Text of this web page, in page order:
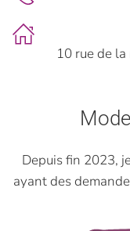
10 rue de
Depuis fin 2023,
ayant des